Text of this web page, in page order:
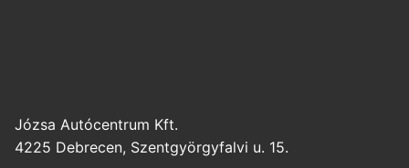
Józsa Autócentrum Kft.
4225 Debrecen, Szentgyörgyfalvi u. 15.